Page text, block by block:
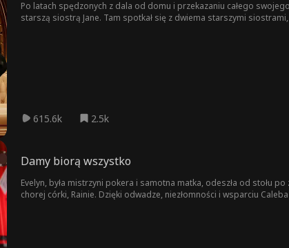
Po latach spędzonych z dala od domu i przekazaniu całego
starszą siostrą Jane. Tam spotkał się z dwiema starszymi
615.6k 2.5k
Damy biorą wszystko
Evelyn, była mistrzyni pokera i samotna matka, odeszła od stołu
chorej córki, Rainie. Dzięki odwadze, niezłomności i wsparciu